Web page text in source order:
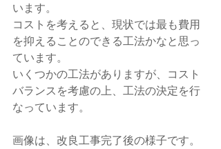
います。
コストを考えると、現状では最も費用
を抑えることのできる工法かなと思っ
ています。
いくつかの工法がありますが、コスト
バランスを考慮の上、工法の決定を行
なっています。
画像は、改良工事完了後の様子です。